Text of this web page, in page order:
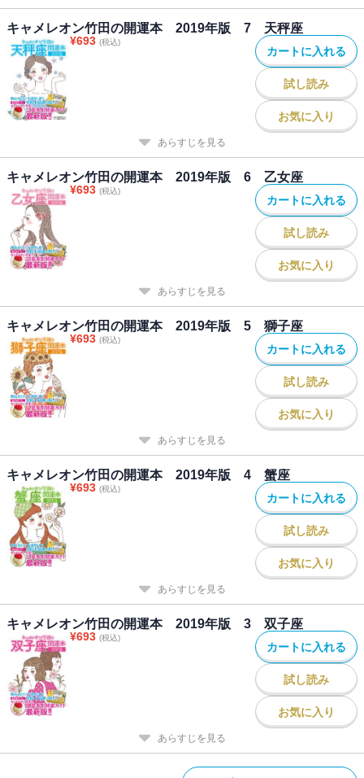
キャメレオン竹田の開運本 2019年版 7 天秤座
¥693 (税込)
カートに入れる
試し読み
お気に入り
あらすじを見る
キャメレオン竹田の開運本 2019年版 6 乙女座
¥693 (税込)
カートに入れる
試し読み
お気に入り
あらすじを見る
キャメレオン竹田の開運本 2019年版 5 獅子座
¥693 (税込)
カートに入れる
試し読み
お気に入り
あらすじを見る
キャメレオン竹田の開運本 2019年版 4 蟹座
¥693 (税込)
カートに入れる
試し読み
お気に入り
あらすじを見る
キャメレオン竹田の開運本 2019年版 3 双子座
¥693 (税込)
カートに入れる
試し読み
お気に入り
あらすじを見る